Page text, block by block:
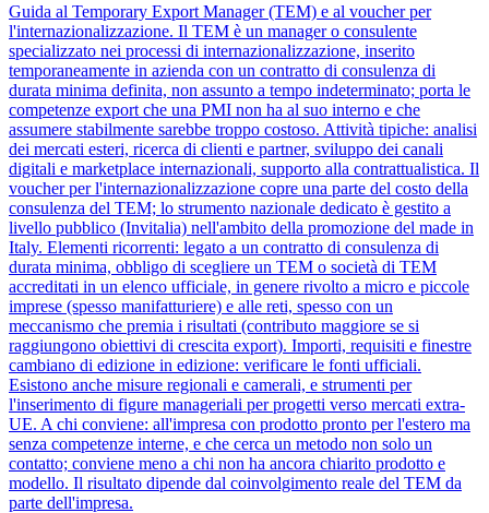
Guida al Temporary Export Manager (TEM) e al voucher per
l'internazionalizzazione. Il TEM è un manager o consulente
specializzato nei processi di internazionalizzazione, inserito
temporaneamente in azienda con un contratto di consulenza di
durata minima definita, non assunto a tempo indeterminato; porta le
competenze export che una PMI non ha al suo interno e che
assumere stabilmente sarebbe troppo costoso. Attività tipiche: analisi
dei mercati esteri, ricerca di clienti e partner, sviluppo dei canali
digitali e marketplace internazionali, supporto alla contrattualistica. Il
voucher per l'internazionalizzazione copre una parte del costo della
consulenza del TEM; lo strumento nazionale dedicato è gestito a
livello pubblico (Invitalia) nell'ambito della promozione del made in
Italy. Elementi ricorrenti: legato a un contratto di consulenza di
durata minima, obbligo di scegliere un TEM o società di TEM
accreditati in un elenco ufficiale, in genere rivolto a micro e piccole
imprese (spesso manifatturiere) e alle reti, spesso con un
meccanismo che premia i risultati (contributo maggiore se si
raggiungono obiettivi di crescita export). Importi, requisiti e finestre
cambiano di edizione in edizione: verificare le fonti ufficiali.
Esistono anche misure regionali e camerali, e strumenti per
l'inserimento di figure manageriali per progetti verso mercati extra-
UE. A chi conviene: all'impresa con prodotto pronto per l'estero ma
senza competenze interne, e che cerca un metodo non solo un
contatto; conviene meno a chi non ha ancora chiarito prodotto e
modello. Il risultato dipende dal coinvolgimento reale del TEM da
parte dell'impresa.